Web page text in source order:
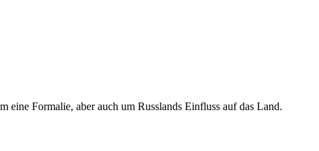
Formalie, aber auch um Russlands Einfluss auf das Land.